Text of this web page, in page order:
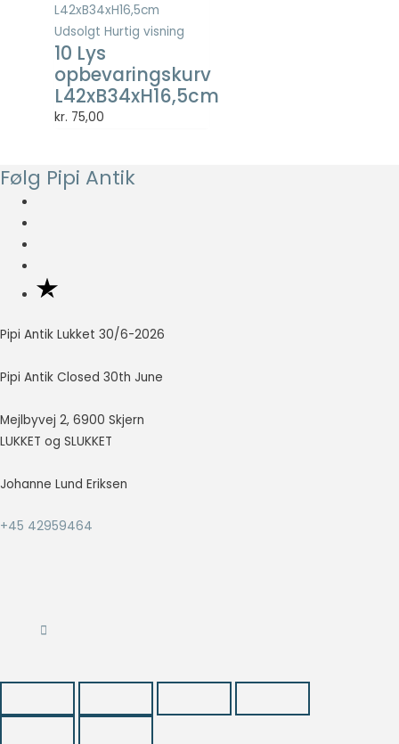
Udsolgt Hurtig visning
10 Lys
opbevaringskurv
L42xB34xH16,5cm
kr. 75,00
Følg Pipi Antik
Pipi Antik Lukket 30/6-2026
Pipi Antik Closed 30th June
Mejlbyvej 2, 6900 Skjern
LUKKET og SLUKKET
Johanne Lund Eriksen
+45 42959464
hjælper
webstedsejere
med at forstå,
hvordan de
besøgende
interagerer
med
indsamle og
rapportere
Oplevelse
For at vores
skal fungere
muligt under
nægter disse
cookies,
del
hjemmesiden.
cookies
besøgende
websites.